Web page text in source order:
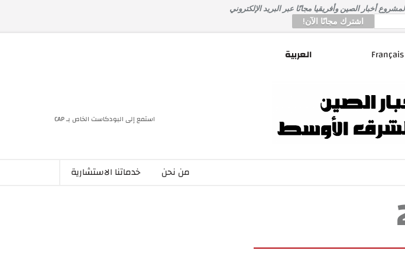
أخبار الصين وأفريقيا مجانًا عبر البريد الإلكتروني
Français العربية
استمع إلى البودكاست الخاص بـ CAP
من نحن خدماتنا الاستشارية